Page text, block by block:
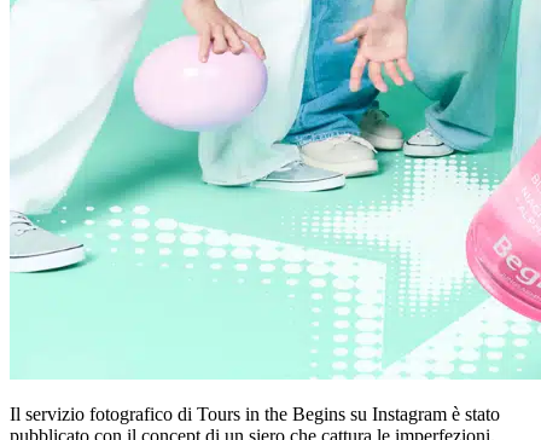
Il servizio fotografico di Tours in the Begins su Instagram è stato
pubblicato con il concept di un siero che cattura le imperfezioni.